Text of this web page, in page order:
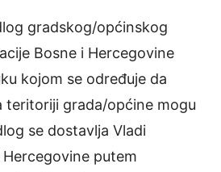
gradskog/općinskog
Bosne i Hercegovine
kojom se određuje da
teritoriji grada/općine mogu
se dostavlja Vladi
putem